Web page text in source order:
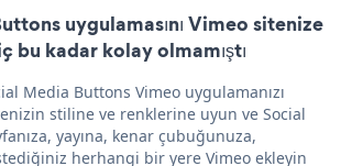
uygulamasını Vimeo sitenize
bu kadar kolay olmamıştı
Media Buttons Vimeo uygulamanızı
stiline ve renklerine uyun ve Social
yayına, kenar çubuğunuza,
herhangi bir yere Vimeo ekleyin